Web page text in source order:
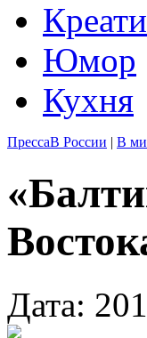
Юмор
Кухня
ПрессаВ России | В
Дата: